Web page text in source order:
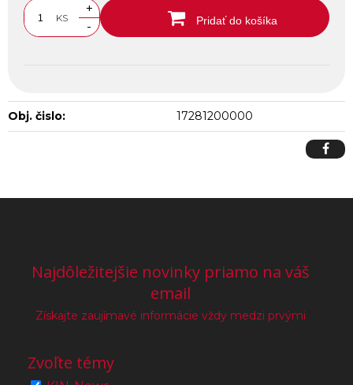
KS
+
-
Pridať do košíka
Obj. čislo: 17281200000
Najdôležitejšie novinky priamo na váš
email
Získajte zaujímavé informácie vždy medzi prvými
Zvoľte témy